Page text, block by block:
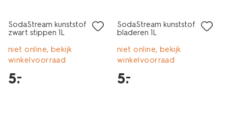
tafelen/koken/keukenapparaten/sodastream/sodastream-
co2-
cilinder-
roze-
connect-
Products
SodaStream kunststof fles
zwart stippen 1L
niet online, bekijk
winkelvoorraad
5.
–
SodaStream kunststof fles
bladeren 1L
niet online, bekijk
winkelvoorraad
5.
–